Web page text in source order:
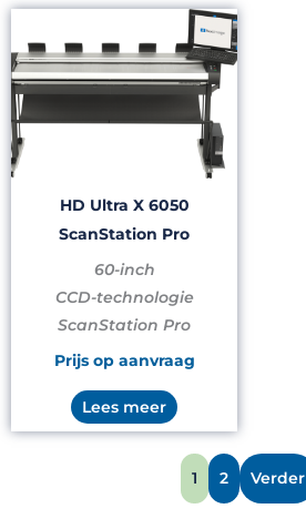
HD Ultra X 6050
ScanStation Pro
60-inch
CCD-technologie
ScanStation Pro
Prijs op aanvraag
Lees meer
1 2 Verder